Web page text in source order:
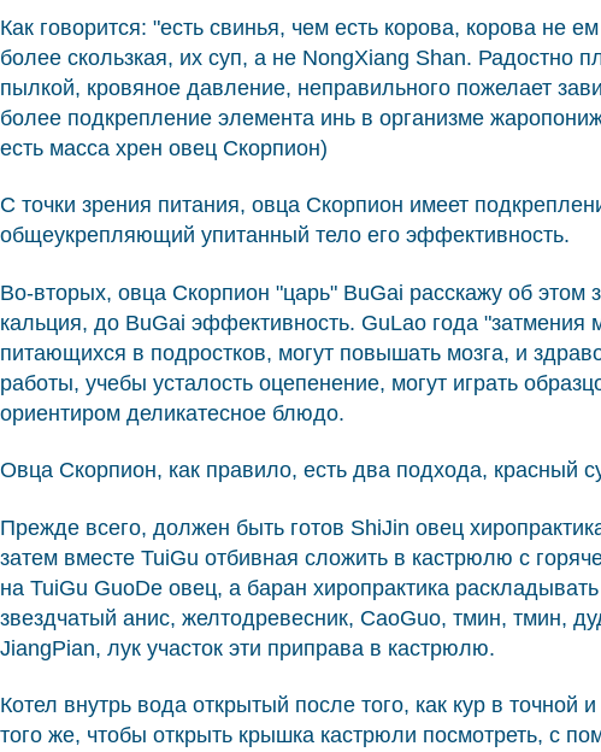
Как говорится: "есть свинья, чем есть корова, корова не
более скользкая, их суп, а не NongXiang Shan. Радостно
пылкой, кровяное давление, неправильного пожелает
более подкрепление элемента инь в организме
есть масса хрен овец Скорпион)
С точки зрения питания, овца Скорпион имеет
общеукрепляющий упитанный тело его эффективность.
Во-вторых, овца Скорпион "царь" BuGai расскажу об этом
кальция, до BuGai эффективность. GuLao года "затмения
питающихся в подростков, могут повышать мозга, и
работы, учебы усталость оцепенение, могут играть
ориентиром деликатесное блюдо.
Овца Скорпион, как правило, есть два подхода, красный
Прежде всего, должен быть готов ShiJin овец
затем вместе TuiGu отбивная сложить в кастрюлю с
на TuiGu GuoDe овец, а баран хиропрактика
звездчатый анис, желтодревесник, CaoGuo, тмин, тмин,
JiangPian, лук участок эти приправа в кастрюлю.
Котел внутрь вода открытый после того, как кур в
того же, чтобы открыть крышка кастрюли посмотреть, с